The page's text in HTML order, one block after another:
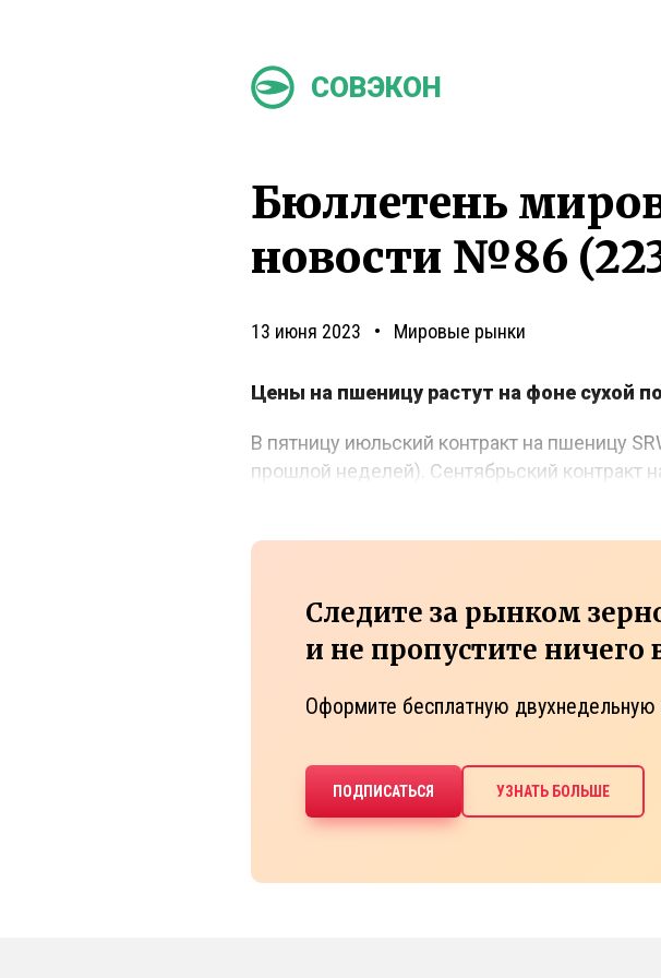
СОВЭКОН
Бюллетень
новости №86
13 июня 2023 Мировые рынки
Цены на пшеницу растут на фоне сухой
В пятницу июльский контракт на пшеницу
прошлой неделей). Сентябрьский контракт
Следите за рынком
и не пропустите ничего
Оформите бесплатную двухнедельную